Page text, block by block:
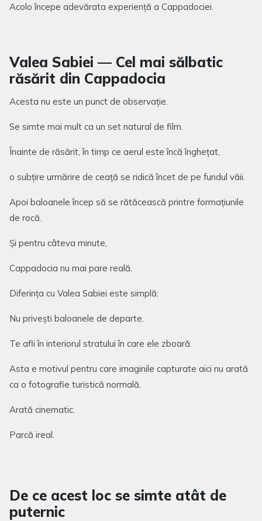
Acolo începe adevărata experiență a Cappadociei.
Valea Sabiei — Cel mai sălbatic
răsărit din Cappadocia
Acesta nu este un punct de observație.
Se simte mai mult ca un set natural de film.
Înainte de răsărit, în timp ce aerul este încă înghețat,
o subțire urmărire de ceață se ridică încet de pe fundul văii.
Apoi baloanele încep să se rătăcească printre formațiunile
de rocă.
Și pentru câteva minute,
Cappadocia nu mai pare reală.
Diferința cu Valea Sabiei este simplă:
Nu privești baloanele de departe.
Te afli în interiorul stratului în care ele zboară.
Asta e motivul pentru care imaginile capturate aici nu arată
ca o fotografie turistică normală.
Arată cinematic.
Parcă ireal.
De ce acest loc se simte atât de
puternic